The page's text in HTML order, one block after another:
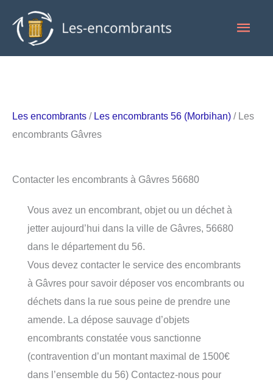
contenu
Les encombrants / Les encombrants 56 (Morbihan) / Les
encombrants Gâvres
Contacter les encombrants à Gâvres 56680
Vous avez un encombrant, objet ou un déchet à
jetter aujourd’hui dans la ville de Gâvres, 56680
dans le département du 56.
Vous devez contacter le service des encombrants
à Gâvres pour savoir déposer vos encombrants ou
déchets dans la rue sous peine de prendre une
amende. La dépose sauvage d’objets
encombrants constatée vous sanctionne
(contravention d’un montant maximal de 1500€
dans l’ensemble du 56) Contactez-nous pour